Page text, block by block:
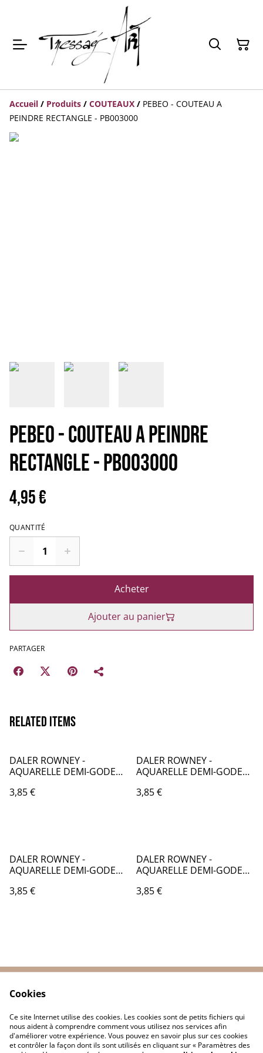
Accueil / Produits / COUTEAUX / PEBEO - COUTEAU A
PEINDRE RECTANGLE - PB003000
PEBEO - COUTEAU A PEINDRE
RECTANGLE - PB003000
4,95 €
QUANTITÉ
Acheter
Ajouter au panier
PARTAGER
Related items
DALER ROWNEY -
AQUARELLE DEMI-GODETS
CA002112
3,85 €
DALER ROWNEY -
AQUARELLE DEMI-GODETS
CA002122
3,85 €
DALER ROWNEY -
AQUARELLE DEMI-GODETS
CA002251
3,85 €
DALER ROWNEY -
AQUARELLE DEMI-GODETS
CA002375
3,85 €
Politique de
confidentialité
Politique de cookies
Cookies
Ce site Internet utilise des cookies. Les cookies sont de petits fichiers qui
nous aident à comprendre comment vous utilisez nos services afin
d'améliorer votre expérience. Vous pouvez en savoir plus sur ces cookies
et contrôler la façon dont ils sont utilisés en cliquant sur « Paramètres des